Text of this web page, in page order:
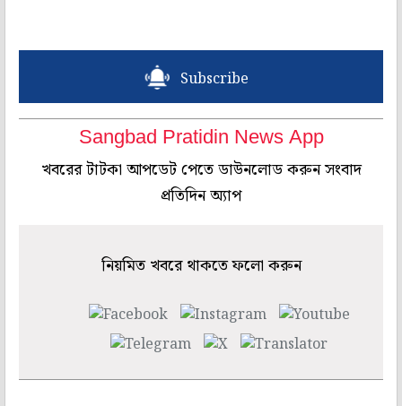
Subscribe
Sangbad Pratidin News App
খবরের টাটকা আপডেট পেতে ডাউনলোড করুন সংবাদ
প্রতিদিন অ্যাপ
নিয়মিত খবরে থাকতে ফলো করুন